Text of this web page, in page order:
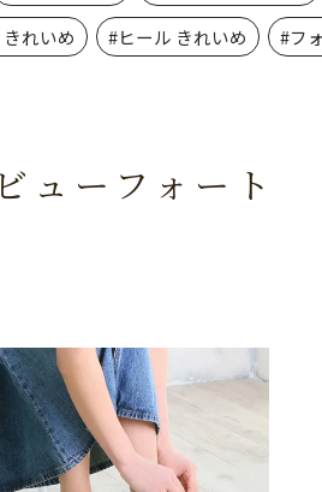
れいめ #ヒール きれいめ #フ
ビューフォート